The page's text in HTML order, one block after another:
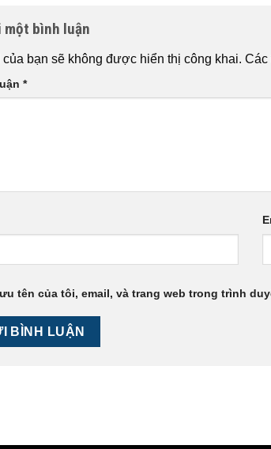
một bình luận
của bạn sẽ không được hiển thị công khai. Các
*
tên của tôi, email, và trang web trong trình